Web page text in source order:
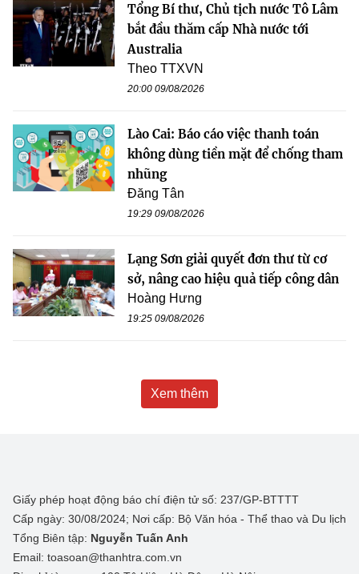
Tổng Bí thư, Chủ tịch nước Tô Lâm
bắt đầu thăm cấp Nhà nước tới
Australia
Theo TTXVN
20:00 09/08/2026
Lào Cai: Báo cáo việc thanh toán
không dùng tiền mặt để chống tham
nhũng
Đăng Tân
19:29 09/08/2026
Lạng Sơn giải quyết đơn thư từ cơ
sở, nâng cao hiệu quả tiếp công dân
Hoàng Hưng
19:25 09/08/2026
Xem thêm
Giấy phép hoạt động báo chí điện tử số: 237/GP-BTTTT
Cấp ngày: 30/08/2024; Nơi cấp: Bộ Văn hóa - Thể thao và Du lịch
Tổng Biên tập: Nguyễn Tuấn Anh
Email: toasoan@thanhtra.com.vn